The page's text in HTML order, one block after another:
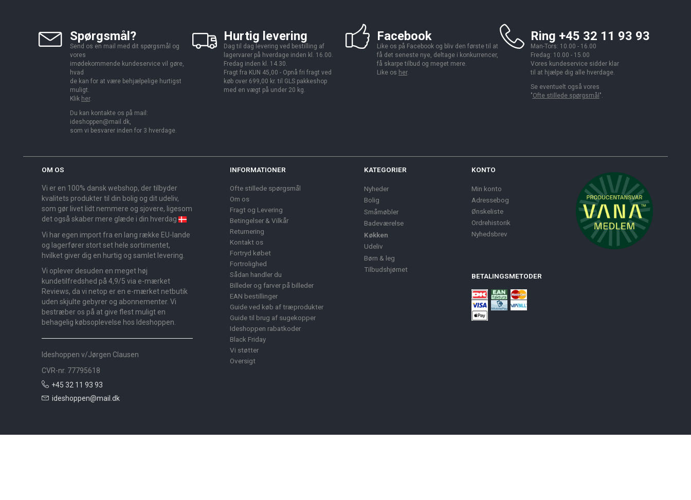
Spørgsmål?
Send os en mail med dit spørgsmål og
vores
imødekommende kundeservice vil gøre,
hvad
de kan for at være behjælpelige hurtigst
muligt.
Klik her.
Du kan kontakte os på mail:
ideshoppen@mail.dk,
som vi besvarer inden for 3 hverdage.
Hurtig levering
Dag til dag levering ved bestilling af
lagervarer på hverdage inden kl. 16.00.
Fredag inden kl. 14.30.
Fragt fra KUN 45,00 - Opnå fri fragt ved
køb over 699,00 kr. til GLS pakkeshop
med en vægt på under 20 kg.
Facebook
Like os på Facebook og bliv den første til at
få det seneste nye, deltage i konkurrencer,
få skarpe tilbud og meget mere.
Like os her.
Ring +45 32 11 93 93
Man-Tors: 10.00 - 16.00
Fredag: 10.00 - 15.00
Vores kundeservice sidder klar
til at hjælpe dig alle hverdage.
Se eventuelt også vores
"Ofte stillede spørgsmål ".
OM OS
Vi er en 100% dansk webshop, der tilbyder
kvalitets produkter til din bolig og dit udeliv,
som gør livet lidt nemmere og sjovere, ligesom
det også skaber mere glæde i din hverdag
Vi har egen import fra en lang række EU-lande
og lagerfører stort set hele sortimentet,
hvilket giver dig en hurtig og samlet levering.
Vi oplever desuden en meget høj
kundetilfredshed på 4,9/5 via e-mærket
Reviews, da vi netop er en e-mærket netbutik
uden skjulte gebyrer og abonnementer. Vi
bestræber os på at give flest muligt en
behagelig købsoplevelse hos Ideshoppen.
Ideshoppen v/Jørgen Clausen
CVR-nr. 77795618
+45 32 11 93 93
ideshoppen@mail.dk
INFORMATIONER
Ofte stillede spørgsmål
Om os
Fragt og Levering
Betingelser & Vilkår
Returnering
Kontakt os
Fortryd købet
Fortrolighed
Sådan handler du
Billeder og farver på billeder
EAN bestillinger
Guide ved køb af træprodukter
Guide til brug af sugekopper
Ideshoppen rabatkoder
Black Friday
Vi støtter
Oversigt
KATEGORIER
Nyheder
Bolig
Småmøbler
Badeværelse
Køkken
Udeliv
Børn & leg
Tilbudshjørnet
KONTO
Min konto
Adressebog
Ønskeliste
Ordrehistorik
Nyhedsbrev
BETALINGSMETODER